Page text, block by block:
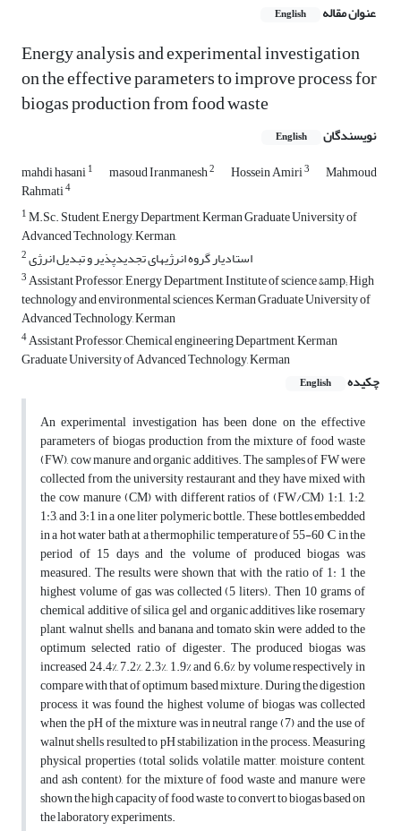
عنوان مقاله English
Energy analysis and experimental investigation
on the effective parameters to improve process for
biogas production from food waste
نویسندگان English
mahdi hasani1 masoud Iranmanesh2 Hossein Amiri3 Mahmoud
Rahmati4
1M.Sc. Student, Energy Department, Kerman Graduate University of
Advanced Technology, Kerman,
2استادیار گروه انرژیهای تجدیدپذیر و تبدیل انرژی
3Assistant Professor, Energy Department, Institute of science &amp; High
technology and environmental sciences, Kerman Graduate University of
Advanced Technology, Kerman
4Assistant Professor, Chemical engineering Department, Kerman
Graduate University of Advanced Technology, Kerman
چکیده
English
An experimental investigation has been done on the effective
parameters of biogas production from the mixture of food waste
(FW), cow manure and organic additives. The samples of FW were
collected from the university restaurant and they have mixed with
the cow manure (CM) with different ratios of (FW/CM) 1:1, 1:2,
1:3, and 3:1 in a one liter polymeric bottle. These bottles embedded
in a hot water bath at a thermophilic temperature of 55-60 °C in the
period of 15 days and the volume of produced biogas was
measured. The results were shown that with the ratio of 1: 1 the
highest volume of gas was collected (5 liters). Then 10 grams of
chemical additive of silica gel and organic additives like rosemary
plant, walnut shells, and banana and tomato skin were added to the
optimum selected ratio of digester. The produced biogas was
increased 24.4%, 7.2%, 2.3%, 1.9% and 6.6% by volume respectively in
compare with that of optimum based mixture. During the digestion
process, it was found the highest volume of biogas was collected
when the pH of the mixture was in neutral range (7) and the use of
walnut shells resulted to pH stabilization in the process. Measuring
physical properties (total solids, volatile matter, moisture content,
and ash content), for the mixture of food waste and manure were
shown the high capacity of food waste to convert to biogas based on
the laboratory experiments.